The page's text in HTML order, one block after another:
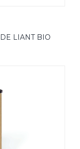
LIANT BIO